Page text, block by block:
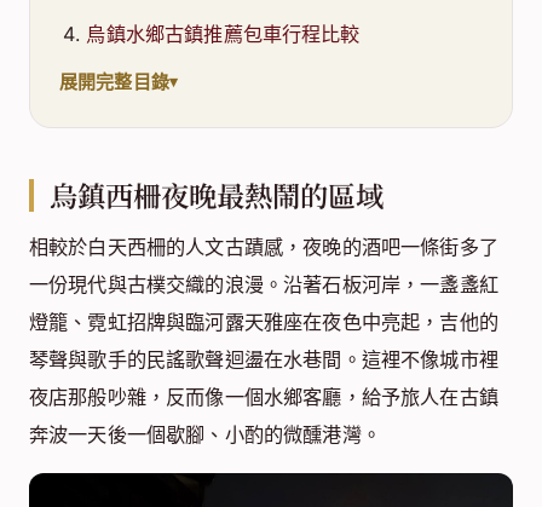
烏鎮水鄉古鎮推薦包車行程比較
展開完整目錄
烏鎮西柵夜晚最熱鬧的區域
相較於白天西柵的人文古蹟感，夜晚的酒吧一條街多了
一份現代與古樸交織的浪漫。沿著石板河岸，一盞盞紅
燈籠、霓虹招牌與臨河露天雅座在夜色中亮起，吉他的
琴聲與歌手的民謠歌聲迴盪在水巷間。這裡不像城市裡
夜店那般吵雜，反而像一個水鄉客廳，給予旅人在古鎮
奔波一天後一個歇腳、小酌的微醺港灣。